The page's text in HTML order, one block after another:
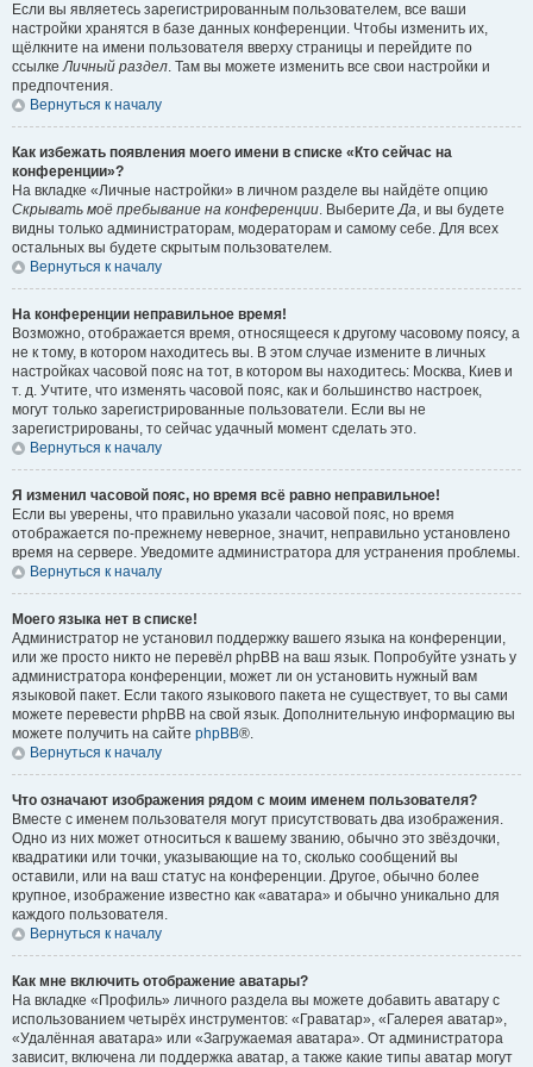
Если вы являетесь зарегистрированным пользователем, все ваши
настройки хранятся в базе данных конференции. Чтобы изменить их,
щёлкните на имени пользователя вверху страницы и перейдите по
ссылкеЛичный раздел. Там вы можете изменить все свои настройки и
предпочтения.
Вернуться к началу
Как избежать появления моего имени в списке «Кто сейчас на
конференции»?
На вкладке «Личные настройки» в личном разделе вы найдёте опцию
Скрывать моё пребывание на конференции. ВыберитеДа, и вы будете
видны только администраторам, модераторам и самому себе. Для всех
остальных вы будете скрытым пользователем.
Вернуться к началу
На конференции неправильное время!
Возможно, отображается время, относящееся к другому часовому поясу, а
не к тому, в котором находитесь вы. В этом случае измените в личных
настройках часовой пояс на тот, в котором вы находитесь: Москва, Киев и
т. д. Учтите, что изменять часовой пояс, как и большинство настроек,
могут только зарегистрированные пользователи. Если вы не
зарегистрированы, то сейчас удачный момент сделать это.
Вернуться к началу
Я изменил часовой пояс, но время всё равно неправильное!
Если вы уверены, что правильно указали часовой пояс, но время
отображается по-прежнему неверное, значит, неправильно установлено
время на сервере. Уведомите администратора для устранения проблемы.
Вернуться к началу
Моего языка нет в списке!
Администратор не установил поддержку вашего языка на конференции,
или же просто никто не перевёл phpBB на ваш язык. Попробуйте узнать у
администратора конференции, может ли он установить нужный вам
языковой пакет. Если такого языкового пакета не существует, то вы сами
можете перевести phpBB на свой язык. Дополнительную информацию вы
можете получить на сайте phpBB®.
Вернуться к началу
Что означают изображения рядом с моим именем пользователя?
Вместе с именем пользователя могут присутствовать два изображения.
Одно из них может относиться к вашему званию, обычно это звёздочки,
квадратики или точки, указывающие на то, сколько сообщений вы
оставили, или на ваш статус на конференции. Другое, обычно более
крупное, изображение известно как «аватара» и обычно уникально для
каждого пользователя.
Вернуться к началу
Как мне включить отображение аватары?
На вкладке «Профиль» личного раздела вы можете добавить аватару с
использованием четырёх инструментов: «Граватар», «Галерея аватар»,
«Удалённая аватара» или «Загружаемая аватара». От администратора
зависит, включена ли поддержка аватар, а также какие типы аватар могут